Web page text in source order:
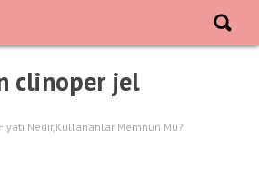
clinoper jel
Nedir,Kullananlar Memnun Mu?